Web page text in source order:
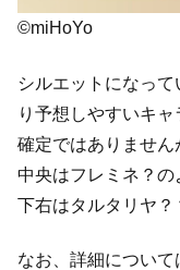
©miHoYo
シルエットになっ
り予想しやすいキャ
確定ではありませ
中央はフレミネ？の
下右はタルタリヤ？
なお、詳細につい